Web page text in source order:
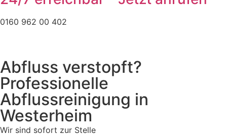
0160 962 00 402
Abfluss verstopft?
Professionelle
Abflussreinigung in
Westerheim
Wir sind sofort zur Stelle